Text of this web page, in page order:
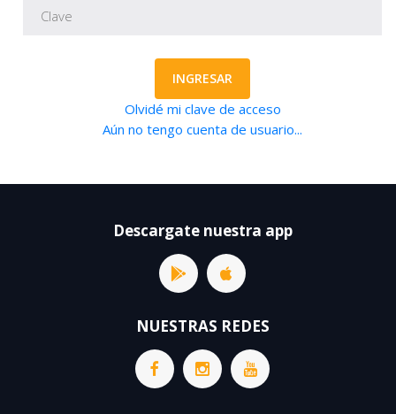
INGRESAR
Olvidé mi clave de acceso
Aún no tengo cuenta de usuario...
Descargate nuestra app
NUESTRAS REDES